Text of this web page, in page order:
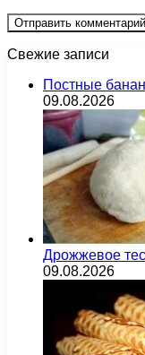
Свежие записи
Постные
09.08.2026
Дрожжевое
09.08.2026